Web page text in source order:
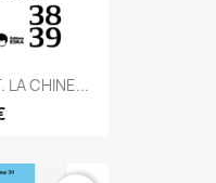
LA CHINE...